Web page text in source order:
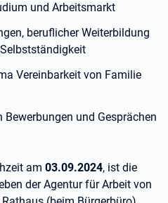
und Arbeitsmarkt
beruflicher Weiterbildung
Vereinbarkeit von Familie
und Gesprächen
am 03.09.2024, ist die
der Agentur für Arbeit von